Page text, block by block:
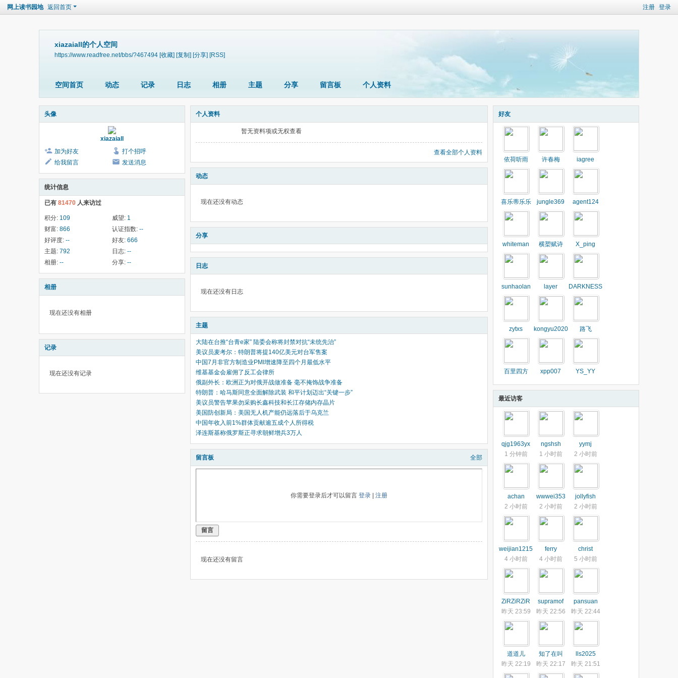
注册 登录
网上读书园地 返回首页
xiazaiall的个人空间
https://www.readfree.net/bbs/?467494 [收藏] [复制] [分享] [RSS]
空间首页 动态 记录 日志 相册 主题 分享 留言板 个人资料
头像
xiazaiall
加为好友
打个招呼
给我留言
发送消息
统计信息
已有 81470 人来访过
积分: 109 威望: 1
财富: 866 认证指数: --
好评度: -- 好友: 666
主题: 792 日志: --
相册: -- 分享: --
相册
现在还没有相册
记录
现在还没有记录
个人资料
暂无资料项或无权查看
查看全部个人资料
动态
现在还没有动态
分享
日志
现在还没有日志
主题
大陆在台推“台青e家” 陆委会称将封禁对抗“未统先治”
美议员麦考尔：特朗普将提140亿美元对台军售案
中国7月非官方制造业PMI增速降至四个月最低水平
维基基金会雇佣了反工会律所
俄副外长：欧洲正为对俄开战做准备 毫不掩饰战争准备
特朗普：哈马斯同意全面解除武装 和平计划迈出“关键一步”
美议员警告苹果勿采购长鑫科技和长江存储内存晶片
美国防创新局：美国无人机产能仍远落后于乌克兰
中国年收入前1%群体贡献逾五成个人所得税
泽连斯基称俄罗斯正寻求朝鲜增兵3万人
留言板 全部
你需要登录后才可以留言 登录 注册
留言
现在还没有留言
好友
依荷听雨 许春梅 iagree
喜乐蒂乐乐 jungle369 agent124
whiteman 横槊赋诗 X_ping
sunhaolan layer DARKNESS
zytxs kongyu2020 路飞
百里四方 xpp007 YS_YY
最近访客
qjg1963yx
1 分钟前
ngshsh
1 小时前
yymj
2 小时前
achan
2 小时前
wwwei353
2 小时前
jollyfish
2 小时前
weijian1215
4 小时前
ferry
4 小时前
christ
5 小时前
ZiRZiRZiR
昨天 23:59
supramof
昨天 22:56
pansuan
昨天 22:44
道道儿
昨天 22:19
知了在叫
昨天 22:17
lls2025
昨天 21:51